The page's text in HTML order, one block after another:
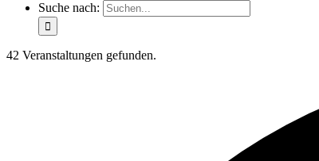
Suche nach:
42 Veranstaltungen gefunden.